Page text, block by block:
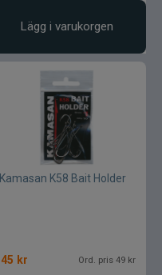
Lägg i varukorgen
Kamasan K58 Bait Holder
45 kr Ord. pris 49 kr